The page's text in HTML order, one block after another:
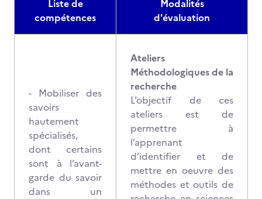
Liste de
compétences
Modalités
d'évaluation
- Mobiliser des
savoirs
hautement
spécialisés,
dont certains
sont à l’avant-
garde du savoir
dans un
Ateliers
Méthodologiques de la
recherche
L’objectif de ces
ateliers est de
permettre à
l’apprenant
d’identifier et de
mettre en oeuvre des
méthodes et outils de